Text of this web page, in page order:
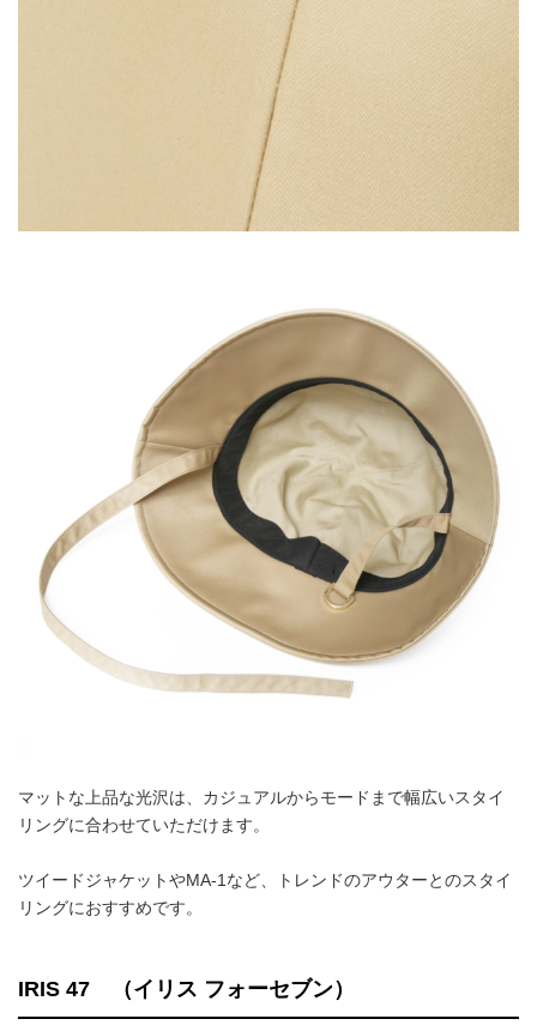
マットな上品な光沢は、カジュアルからモードまで幅広いスタイ
リングに合わせていただけます。
ツイードジャケットやMA-1など、トレンドのアウターとのスタイ
リングにおすすめです。
IRIS 47 （イリス フォーセブン）